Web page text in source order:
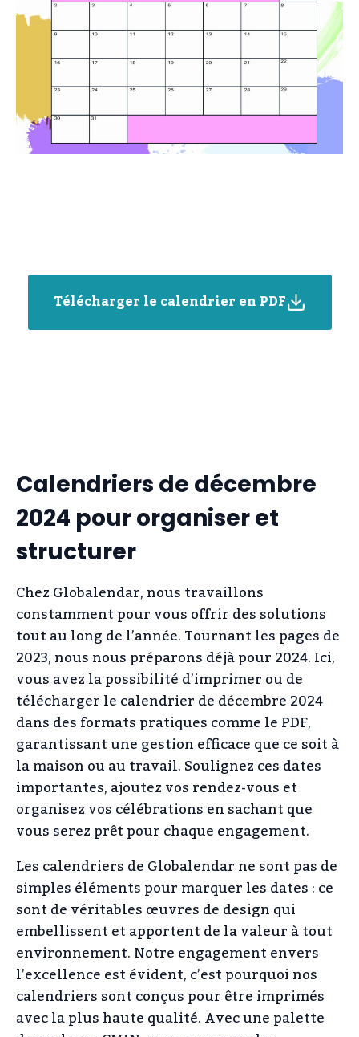
Télécharger le calendrier en PDF
Calendriers de décembre
2024 pour organiser et
structurer
Chez Globalendar, nous travaillons
constamment pour vous offrir des solutions
tout au long de l’année. Tournant les pages de
2023, nous nous préparons déjà pour 2024. Ici,
vous avez la possibilité d’imprimer ou de
télécharger le calendrier de décembre 2024
dans des formats pratiques comme le PDF,
garantissant une gestion efficace que ce soit à
la maison ou au travail. Soulignez ces dates
importantes, ajoutez vos rendez-vous et
organisez vos célébrations en sachant que
vous serez prêt pour chaque engagement.
Les calendriers de Globalendar ne sont pas de
simples éléments pour marquer les dates : ce
sont de véritables œuvres de design qui
embellissent et apportent de la valeur à tout
environnement. Notre engagement envers
l’excellence est évident, c’est pourquoi nos
calendriers sont conçus pour être imprimés
avec la plus haute qualité. Avec une palette